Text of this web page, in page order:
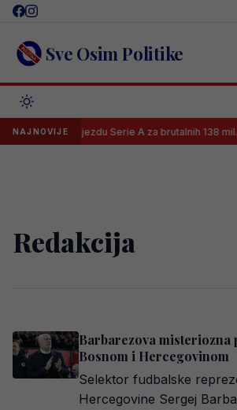
Skip
content Sve Osim Politike
NAJNOVIJE
dovodi zvijezdu Serie A za brutalnih 138 mil.
Redakcija
Barbarezova misteriozna
Bosnom i Hercegovinom
Selektor fudbalske
Hercegovine Sergej